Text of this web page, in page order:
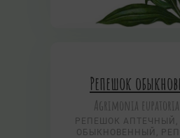
Репешок
Agrimonia
РЕПЕШОК АПТЕЧНЫЙ,
ОБЫКНОВЕННЫЙ,